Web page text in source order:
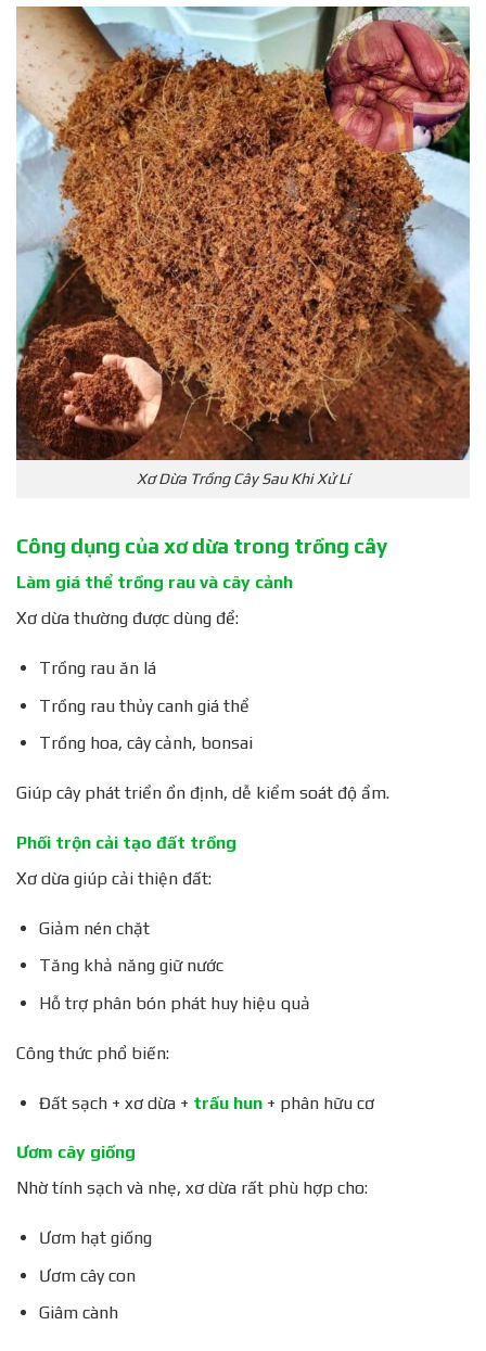
Xơ Dừa Trồng Cây Sau Khi Xử Lí
Công dụng của xơ dừa trong trồng cây
Làm giá thể trồng rau và cây cảnh
Xơ dừa thường được dùng để:
Trồng rau ăn lá
Trồng rau thủy canh giá thể
Trồng hoa, cây cảnh, bonsai
Giúp cây phát triển ổn định, dễ kiểm soát độ ẩm.
Phối trộn cải tạo đất trồng
Xơ dừa giúp cải thiện đất:
Giảm nén chặt
Tăng khả năng giữ nước
Hỗ trợ phân bón phát huy hiệu quả
Công thức phổ biến:
Đất sạch + xơ dừa + trấu hun+ phân hữu cơ
Ươm cây giống
Nhờ tính sạch và nhẹ, xơ dừa rất phù hợp cho:
Ươm hạt giống
Ươm cây con
Giâm cành